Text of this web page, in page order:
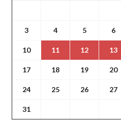
3 4 5 6
10 11 12 13
17 18 19 20
24 25 26 27
31